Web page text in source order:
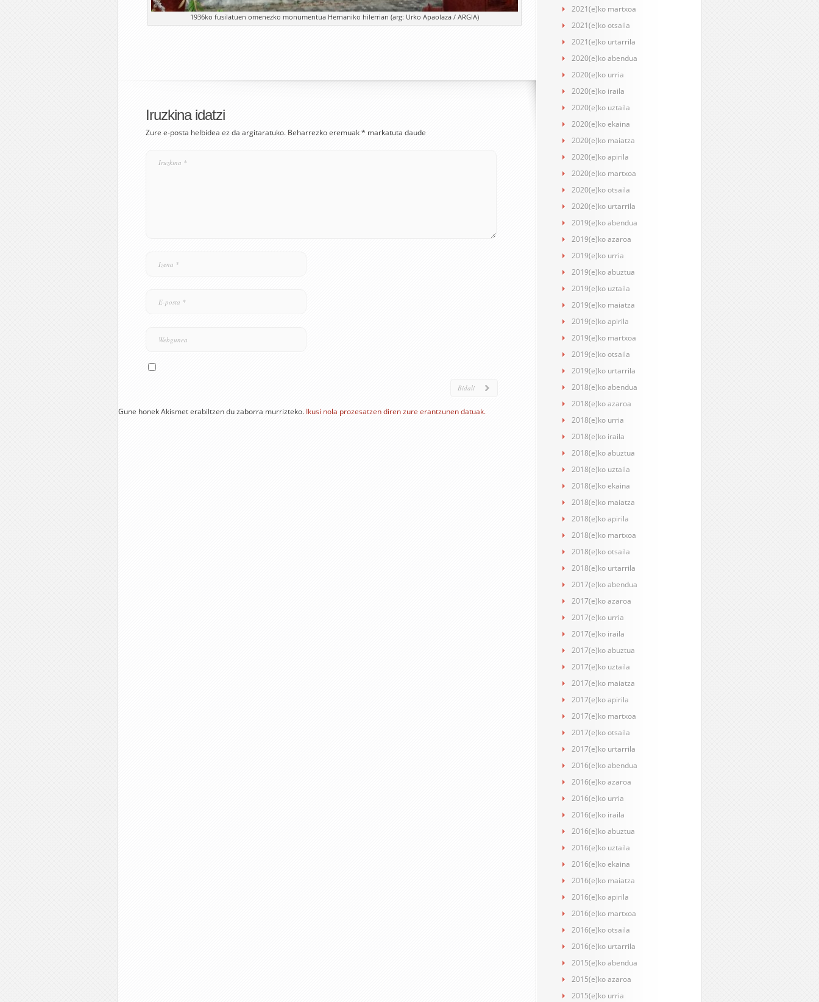
1936ko fusilatuen omenezko monumentua Hernaniko hilerrian (arg: Urko Apaolaza / ARGIA)
Iruzkina idatzi
Zure e-posta helbidea ez da argitaratuko. Beharrezko eremuak* markatuta daude
Gune honek Akismet erabiltzen du zaborra murrizteko. Ikusi nola prozesatzen diren zure erantzunen datuak.
2021(e)ko martxoa
2021(e)ko otsaila
2021(e)ko urtarrila
2020(e)ko abendua
2020(e)ko urria
2020(e)ko iraila
2020(e)ko uztaila
2020(e)ko ekaina
2020(e)ko maiatza
2020(e)ko apirila
2020(e)ko martxoa
2020(e)ko otsaila
2020(e)ko urtarrila
2019(e)ko abendua
2019(e)ko azaroa
2019(e)ko urria
2019(e)ko abuztua
2019(e)ko uztaila
2019(e)ko maiatza
2019(e)ko apirila
2019(e)ko martxoa
2019(e)ko otsaila
2019(e)ko urtarrila
2018(e)ko abendua
2018(e)ko azaroa
2018(e)ko urria
2018(e)ko iraila
2018(e)ko abuztua
2018(e)ko uztaila
2018(e)ko ekaina
2018(e)ko maiatza
2018(e)ko apirila
2018(e)ko martxoa
2018(e)ko otsaila
2018(e)ko urtarrila
2017(e)ko abendua
2017(e)ko azaroa
2017(e)ko urria
2017(e)ko iraila
2017(e)ko abuztua
2017(e)ko uztaila
2017(e)ko maiatza
2017(e)ko apirila
2017(e)ko martxoa
2017(e)ko otsaila
2017(e)ko urtarrila
2016(e)ko abendua
2016(e)ko azaroa
2016(e)ko urria
2016(e)ko iraila
2016(e)ko abuztua
2016(e)ko uztaila
2016(e)ko ekaina
2016(e)ko maiatza
2016(e)ko apirila
2016(e)ko martxoa
2016(e)ko otsaila
2016(e)ko urtarrila
2015(e)ko abendua
2015(e)ko azaroa
2015(e)ko urria